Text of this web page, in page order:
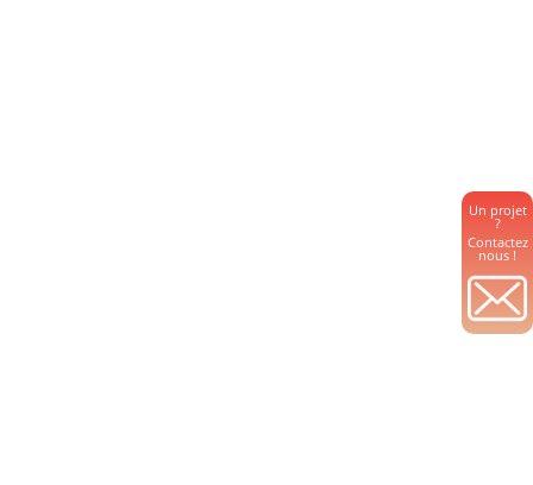
Un projet
?
Contactez
nous !